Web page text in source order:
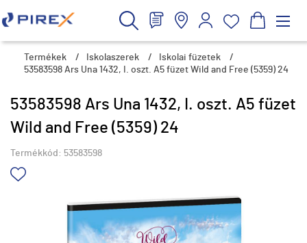
Termékek / Iskolaszerek / Iskolai füzetek
/
53583598 Ars Una 1432, I. oszt. A5 füzet Wild and Free (5359) 24
53583598 Ars Una 1432, I. oszt. A5 füzet
Wild and Free (5359) 24
Termékkód: 53583598